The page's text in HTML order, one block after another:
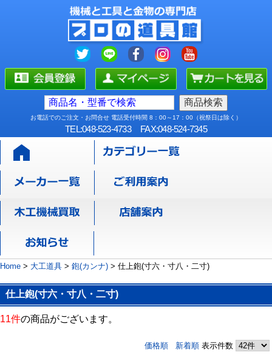
お電話でのご注文・お問合せ 電話受付時間 8：00～17：00（祝祭日は除く）
TEL:048-523-4733 FAX:048-524-7345
Home > 大工道具 > 鉋(カンナ) > 仕上鉋(寸六・寸八・二寸)
仕上鉋(寸六・寸八・二寸)
11件の商品がございます。
価格順 新着順表示件数